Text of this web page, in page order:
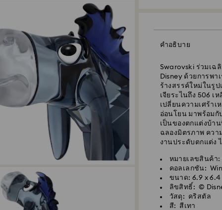
คำอธิบาย
Swarovski ร่วมเฉ
Disney ด้วยการพา
ร้างสรรค์ใหม่ในรู
เจียระไนถึง 506 เ
เปลี่ยนความเศร้า
อ่อนโยน มาพร้อม
เป็นของตกแต่งบ้า
ฉลองมิตรภาพ คว
งานประดับตกแต่ง
หมายเลขสินค้า:
คอลเลกชัน:
ขนาด: 6.9 x 6.4
ลิขสิทธิ์: ©
วัสดุ: คริสตัล
สี: สีเทา
คำสั่งซื้อที่ทำในวัน
รับการดำเนินการ
คำสั่งซื้อที่ทำในวัน
การและจัดส่งในอี
ค่าจัดส่งแบบมาตรฐ